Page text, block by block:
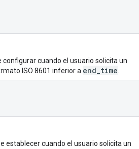
configurar cuando el usuario solicita un
ISO 8601 inferior a end_time
establecer cuando el usuario solicita un